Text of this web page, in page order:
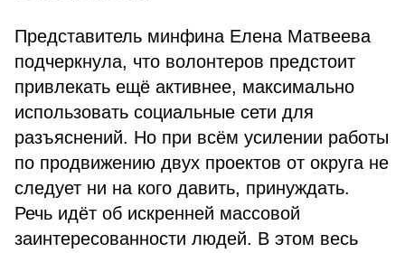
Представитель минфина Елена Матвеева
подчеркнула, что волонтеров предстоит
привлекать ещё активнее, максимально
использовать социальные сети для
разъяснений. Но при всём усилении работы
по продвижению двух проектов от округа не
следует ни на кого давить, принуждать.
Речь идёт об искренней массовой
заинтересованности людей. В этом весь